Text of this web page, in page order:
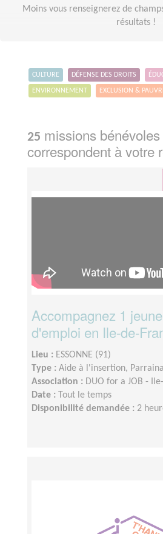
Moins vous renseignerez de
résultats !
CULTURE DÉFENSE DES DROITS
ENVIRONNEMENT EXCLUSION &
25 missions bénévoles
correspondent à votre
Accompagnez 1
d'emploi en Ile-de-
Lieu : ESSONNE (91)
Type : Aide à l'insertion,
Association : DUO for a JOB -
Date :
Tout le temps
Disponibilité demandée : 2